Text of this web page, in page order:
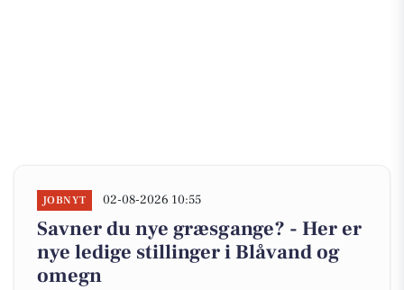
JOBNYT 02-08-2026 10:55
Savner du nye græsgange? - Her er
nye ledige stillinger i Blåvand og
omegn